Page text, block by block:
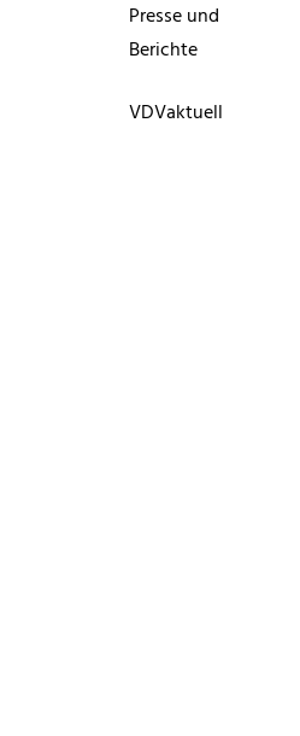
Presse und
Berichte
VDVaktuell